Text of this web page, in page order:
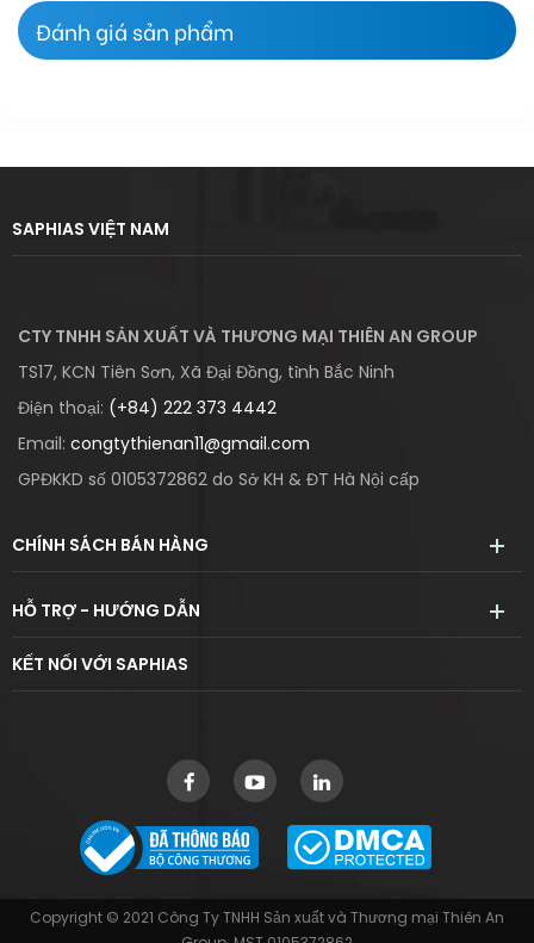
Đánh giá sản phẩm
SAPHIAS VIỆT NAM
CTY TNHH SẢN XUẤT VÀ THƯƠNG MẠI THIÊN AN GROUP
TS17, KCN Tiên Sơn, Xã Đại Đồng, tỉnh Bắc Ninh
Điện thoại: (+84) 222 373 4442
Email: congtythienan11@gmail.com
GPĐKKD số 0105372862 do Sở KH & ĐT Hà Nội cấp
CHÍNH SÁCH BÁN HÀNG
HỖ TRỢ - HƯỚNG DẪN
KẾT NỐI VỚI SAPHIAS
Copyright © 2021 Công Ty TNHH Sản xuất và Thương mại Thiên An